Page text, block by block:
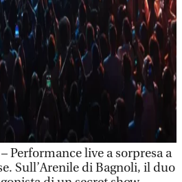
Performance live a sorpresa a
Sull’Arenile di Bagnoli, il duo